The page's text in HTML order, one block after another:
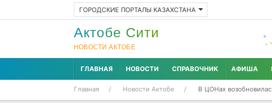
ГОРОДСКИЕ ПОРТАЛЫ КАЗАХСТАНА
Актобе Cити
НОВОСТИ АКТОБЕ
ГЛАВНАЯ НОВОСТИ СПРАВОЧНИК АФИША
Главная Новости Актобе В ЦОНах